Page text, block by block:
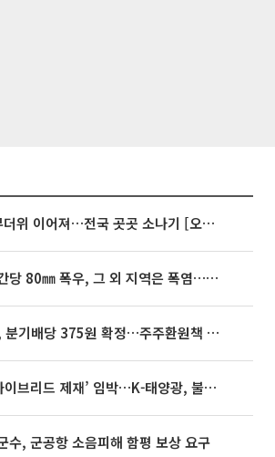
35도 안팎 무더위 이어져…전국 곳곳 소나기 [오늘 날씨]
동해안은 시간당 80㎜ 폭우, 그 외 지역은 폭염…‘극과 극 날씨’
SK하이닉스, 분기배당 375원 확정…주주환원책 9월로 앞당겨 발표
美 ‘232조 하이브리드 제재’ 임박…K-태양광, 불확실성 털고 날개 다나
수, 군공항 소음피해 함평 보상 요구